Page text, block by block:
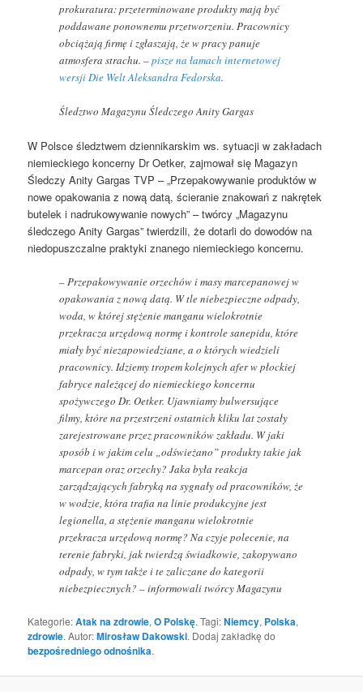
prokuratura: przeterminowane produkty mają być
poddawane ponownemu przetworzeniu. Pracownicy
obciążają firmę i zgłaszają, że w pracy panuje
atmosfera strachu. –pisze na łamach internetowej
wersji Die Welt Aleksandra Fedorska.
Śledztwo Magazynu Śledczego Anity Gargas
W Polsce śledztwem dziennikarskim ws. sytuacji w zakładach
niemieckiego koncerny Dr Oetker, zajmował się Magazyn
Śledczy Anity Gargas TVP – „Przepakowywanie produktów w
nowe opakowania z nową datą, ścieranie znakowań z nakrętek
butelek i nadrukowywanie nowych” – twórcy „Magazynu
śledczego Anity Gargas” twierdzili, że dotarli do dowodów na
niedopuszczalne praktyki znanego niemieckiego koncernu.
– Przepakowywanie orzechów i masy marcepanowej w
opakowania z nową datą. W tle niebezpieczne odpady,
woda, w której stężenie manganu wielokrotnie
przekracza urzędową normę i kontrole sanepidu, które
miały być niezapowiedziane, a o których wiedzieli
pracownicy. Idziemy tropem kolejnych afer w płockiej
fabryce należącej do niemieckiego koncernu
spożywczego Dr. Oetker. Ujawniamy bulwersujące
filmy, które na przestrzeni ostatnich kliku lat zostały
zarejestrowane przez pracowników zakładu. W jaki
sposób i w jakim celu „odświeżano” produkty takie jak
marcepan oraz orzechy? Jaka była reakcja
zarządzających fabryką na sygnały od pracowników, że
w wodzie, która trafia na linie produkcyjne jest
legionella, a stężenie manganu wielokrotnie
przekracza urzędową normę? Na czyje polecenie, na
terenie fabryki, jak twierdzą świadkowie, zakopywano
odpady, w tym także i te zaliczane do kategorii
niebezpiecznych? – informowali twórcy Magazynu
Kategorie:Atak na zdrowie,O Polskę. Tagi:Niemcy, Polska,
zdrowie. Autor:Mirosław Dakowski. Dodaj zakładkę do
bezpośredniego odnośnika.